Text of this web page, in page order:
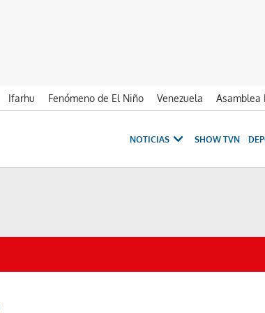
Ifarhu Fenómeno de El Niño Venezuela Asamblea
NOTICIAS SHOW TVN